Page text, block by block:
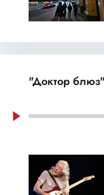
"Доктор